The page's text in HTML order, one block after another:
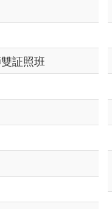
証照班